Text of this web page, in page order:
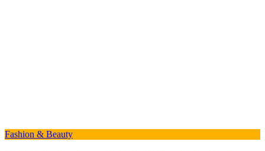
Fashion & Beauty